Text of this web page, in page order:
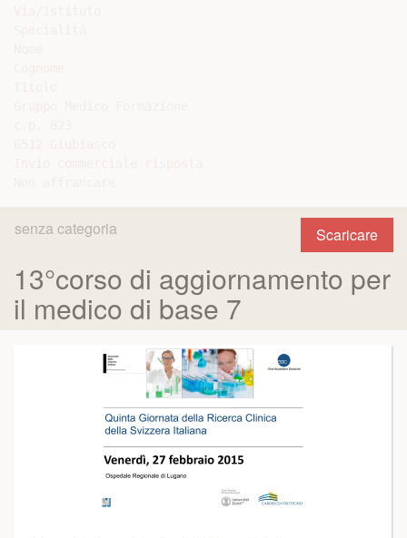
Scaricare
senza categoria
13°corso di aggiornamento per
il medico di base 7